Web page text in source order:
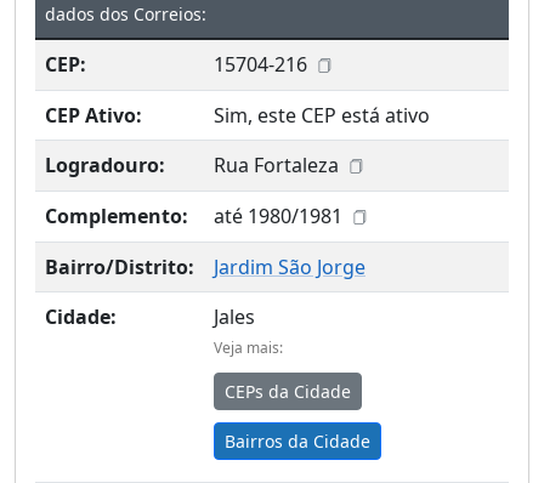
dados dos Correios:
CEP:
15704-216
CEP Ativo:
Sim, este CEP está ativo
Logradouro:
Rua Fortaleza
Complemento:
até 1980/1981
Bairro/Distrito:
Jardim São Jorge
Cidade:
Jales
Veja mais:
CEPs da Cidade
Bairros da Cidade